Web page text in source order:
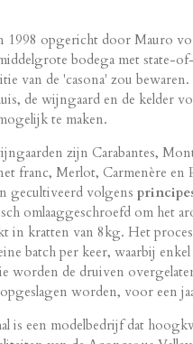
1998 opgericht door Mauro
bodega met state-
van de 'casona' zou
de wijngaard en de kelder
te maken.
zijn Carabantes,
franc, Merlot, Carmenère
gecultiveerd volgens
omlaaggeschroefd om het
in kratten van 8kg. Het
batch per keer, waarbij
worden de druiven
worden, voor een
is een modelbedrijf dat